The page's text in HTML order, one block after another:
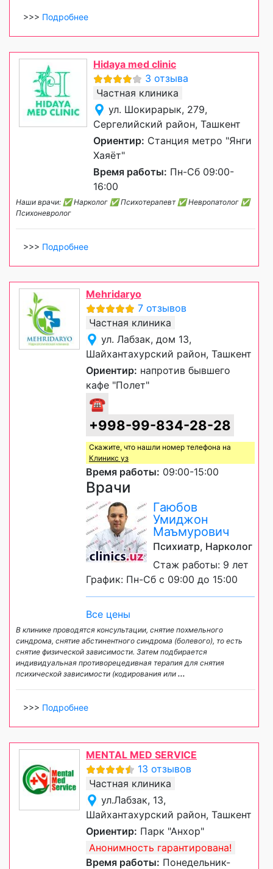
>>> Подробнее
Hidaya med clinic
3 отзыва
Частная клиника
ул. Шокирарык, 279,
Сергелийский район, Ташкент
Ориентир: Станция метро "Янги
Хаяёт"
Время работы: Пн-Сб 09:00-
16:00
Наши врачи: ✅ Нарколог ✅ Психотерапевт ✅ Невропатолог ✅
Психоневролог
>>> Подробнее
Mehridaryo
7 отзывов
Частная клиника
ул. Лабзак, дом 13,
Шайхантахурский район, Ташкент
Ориентир: напротив бывшего
кафе "Полет"
☎
+998-99-834-28-28
Скажите, что нашли номер телефона на
Клиникс уз
Время работы: 09:00-15:00
Врачи
Гаюбов
Умиджон
Маъмурович
Психиатр, Нарколог
Стаж работы: 9 лет
График: Пн-Сб с 09:00 до 15:00
Все цены
В клинике проводятся консультации, снятие похмельного
синдрома, снятие абстинентного синдрома (болевого), то есть
снятие физической зависимости. Затем подбирается
индивидуальная противорецедивная терапия для снятия
психической зависимости (кодирования или ...
>>> Подробнее
MENTAL MED SERVICE
13 отзывов
Частная клиника
ул.Лабзак, 13,
Шайхантахурский район, Ташкент
Ориентир: Парк "Анхор"
Анонимность гарантирована!
Время работы: Понедельник-